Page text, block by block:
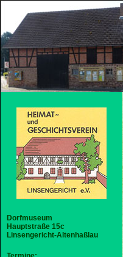
Dorfmuseum
Hauptstraße 15c
Linsengericht-Altenhaßlau